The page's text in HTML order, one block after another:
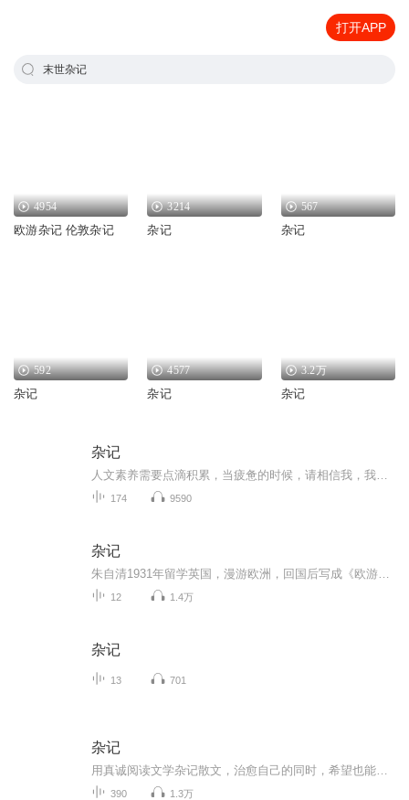
打开APP
末世杂记
4954
欧游杂记 伦敦杂记
3214
杂记
567
杂记
592
杂记
4577
杂记
3.2万
杂记
杂记
174 9590
杂记
12 1.4万
杂记
13 701
杂记
390 1.3万